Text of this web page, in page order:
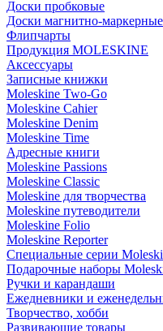
Доски пробковые
Доски магнитно-маркерные
Флипчарты
Продукция MOLESKINE
Аксессуары
Записные книжки
Moleskine Two-Go
Moleskine Cahier
Moleskine Denim
Moleskine Time
Адресные книги
Moleskine Passions
Moleskine Classic
Moleskine для творчества
Moleskine путеводители
Moleskine Folio
Moleskine Reporter
Специальные серии
Подарочные наборы
Ручки и карандаши
Ежедневники и
Творчество, хобби
Развивающие товары